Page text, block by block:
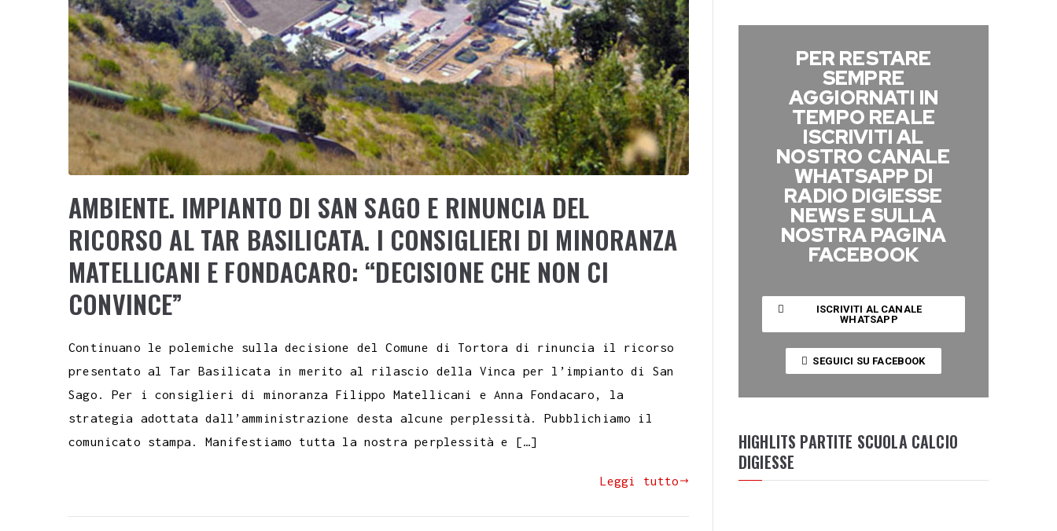
AMBIENTE. IMPIANTO DI SAN SAGO E RINUNCIA DEL
RICORSO AL TAR BASILICATA. I CONSIGLIERI DI MINORANZA
MATELLICANI E FONDACARO: “DECISIONE CHE NON CI
CONVINCE”
Continuano le polemiche sulla decisione del Comune di Tortora di rinuncia il ricorso
presentato al Tar Basilicata in merito al rilascio della Vinca per l’impianto di San
Sago. Per i consiglieri di minoranza Filippo Matellicani e Anna Fondacaro, la
strategia adottata dall’amministrazione desta alcune perplessità. Pubblichiamo il
comunicato stampa. Manifestiamo tutta la nostra perplessità e […]
Leggi tutto
PER RESTARE
SEMPRE
AGGIORNATI IN
TEMPO REALE
ISCRIVITI AL
NOSTRO CANALE
WHATSAPP DI
RADIO DIGIESSE
NEWS E SULLA
NOSTRA PAGINA
FACEBOOK
ISCRIVITI AL CANALE
WHATSAPP
SEGUICI SU FACEBOOK
HIGHLITS PARTITE SCUOLA CALCIO
DIGIESSE